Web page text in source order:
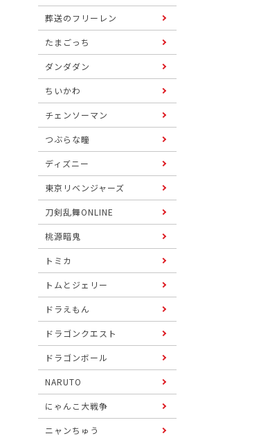
葬送のフリーレン
たまごっち
ダンダダン
ちいかわ
チェンソーマン
つぶらな瞳
ディズニー
東京リベンジャーズ
刀剣乱舞ONLINE
桃源暗鬼
トミカ
トムとジェリー
ドラえもん
ドラゴンクエスト
ドラゴンボール
NARUTO
にゃんこ大戦争
ニャンちゅう